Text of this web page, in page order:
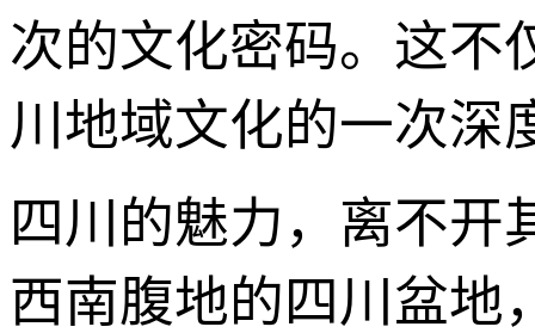
次的文化密码。这不
川地域文化的一次深
四川的魅力，离不开
西南腹地的四川盆地